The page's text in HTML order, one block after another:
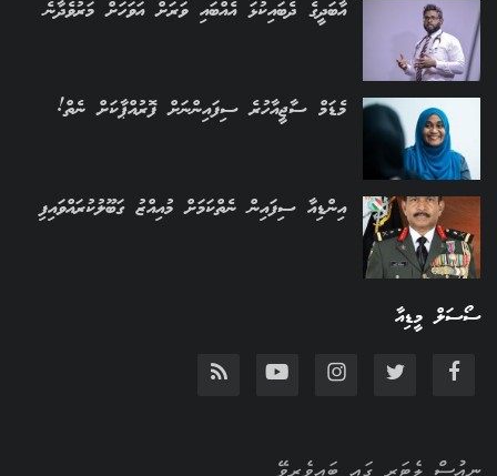
އާބަދީގެ ދެބައިކުޅަ އެއްބައި ވަރަށް އަވަހަށް މަރުވެދާނެ
މެޑަމް ސާޖީއާހުރެ ސިފައިންނަށް ފޮރުއްޕާކަށް ނެތް!
އިންޑިއާ ސިފައިން ނެތްކަމަށް މުއިއްޒު ގަބޫލުކުރައްވައިފި
ސޯސަލް މީޑިއާ